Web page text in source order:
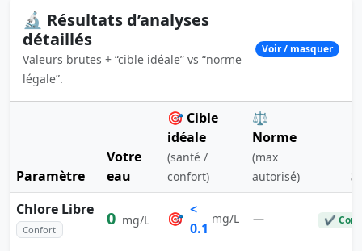
🔬 Résultats d’analyses
détaillés
Valeurs brutes + “cible idéale” vs “norme
légale”.
Voir / masquer
Paramètre
Votre
eau
🎯 Cible
idéale
(santé /
confort)
⚖️
Norme
(max
autorisé)
Chlore Libre
Confort
0 mg/L 🎯
<
0.1
mg/L — ✔